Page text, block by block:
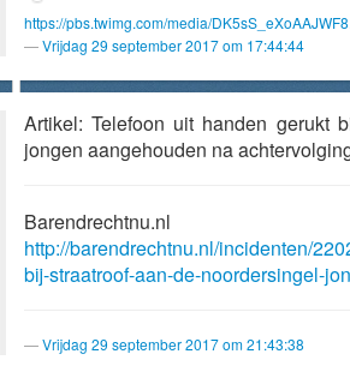
https://pbs.twimg.com/media/
Vrijdag 29 september 2017 om 17:44:44
Artikel: Telefoon uit handen gerukt
jongen aangehouden na
Barendrechtnu.nl
http://barendrechtnu.nl/incidenten/
bij-straatroof-aan-de-noordersingel-
Vrijdag 29 september 2017 om 21:43:38